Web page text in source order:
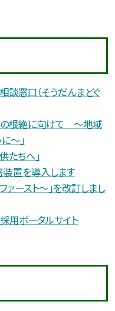
談窓口（そうだんまどぐ
の根絶に向けて 〜地域
〜」
たちへ」
置を導入します
ースト〜」を改訂しまし
用ポータルサイト